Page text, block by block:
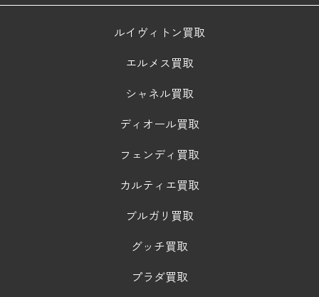
ルイヴィトン買取
エルメス買取
シャネル買取
ディオール買取
フェンディ買取
カルティエ買取
ブルガリ買取
グッチ買取
プラダ買取